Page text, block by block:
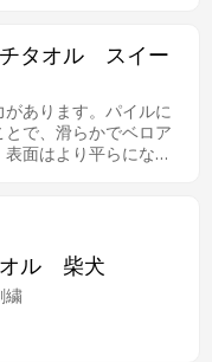
です。タオル スイー
あります。パイルに
で、滑らかでベロア
面はより平らになる
オル 柴犬
繍